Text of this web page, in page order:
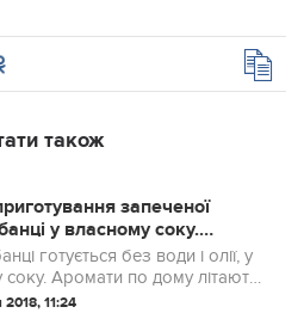
також
запеченої
у власному соку.
мяса ще не смакувала
і олії, у
соку. Аромати по дому літають
Сім’я дочекатися не може,
11:24